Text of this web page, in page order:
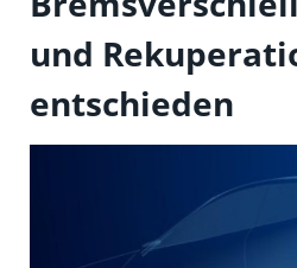
und
entschieden